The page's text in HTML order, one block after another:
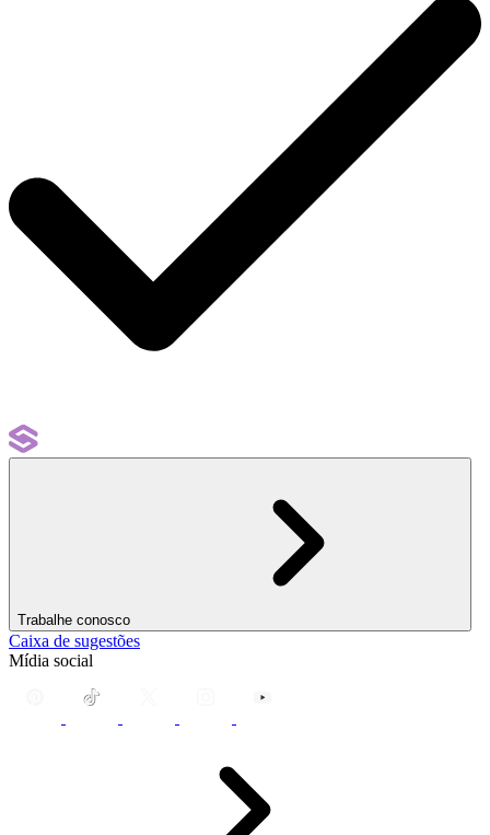
Trabalhe conosco
Caixa de sugestões
Mídia social